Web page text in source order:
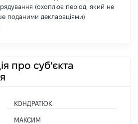
(охоплює період, який не
поданими деклараціями)
про суб'єкта
КОНДРАТЮК
МАКСИМ